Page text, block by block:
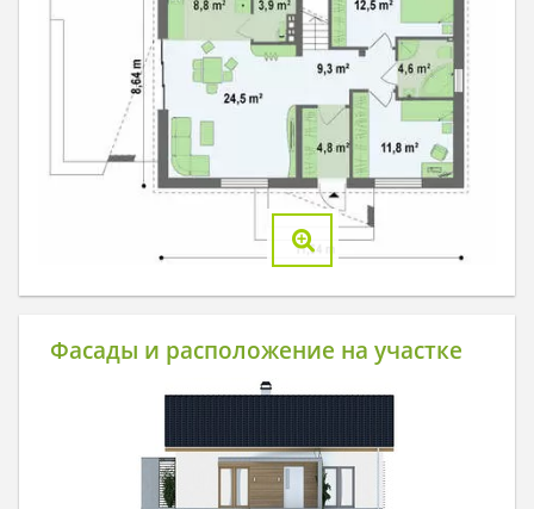
Фасады и расположение на участке